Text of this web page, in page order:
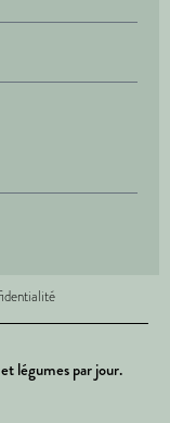
légumes par jour.